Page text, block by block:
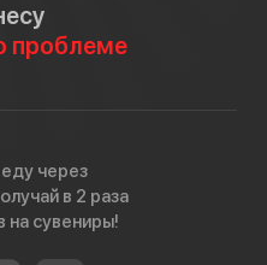
проблеме
через
в 2 раза
на сувениры!